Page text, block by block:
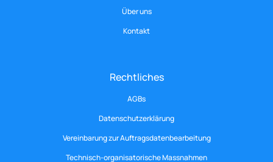
Über uns
Kontakt
Rechtliches
AGBs
Datenschutzerklärung
Vereinbarung zur Auftragsdatenbearbeitung
Technisch-organisatorische Massnahmen